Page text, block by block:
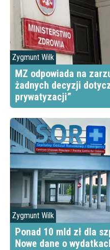
Zygmunt Wilk
MZ odpowiada na
żadnych decyzji
prywatyzacji”
Zygmunt Wilk
Ponad 10 mld zł dla
Nowe dane o